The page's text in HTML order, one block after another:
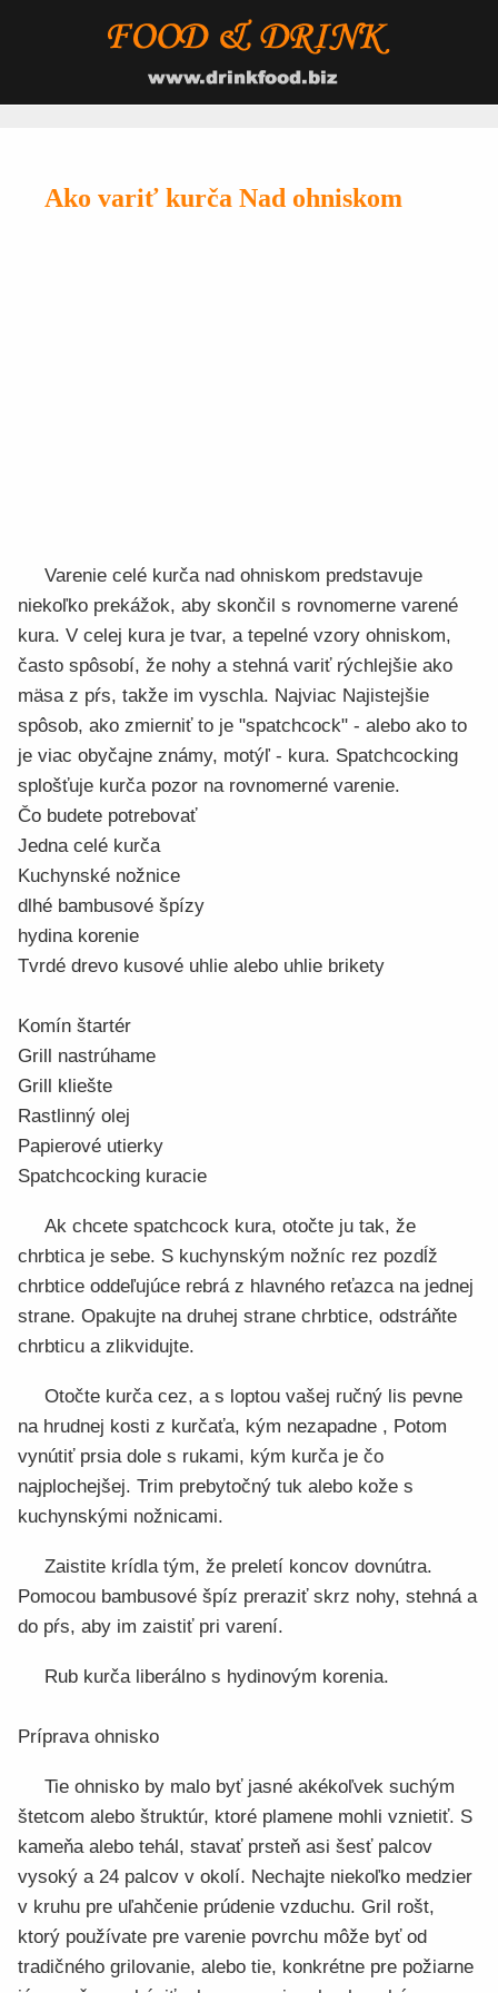
Ako variť kurča Nad ohniskom
Varenie celé kurča nad ohniskom predstavuje
niekoľko prekážok, aby skončil s rovnomerne varené
kura. V celej kura je tvar, a tepelné vzory ohniskom,
často spôsobí, že nohy a stehná variť rýchlejšie ako
mäsa z pŕs, takže im vyschla. Najviac Najistejšie
spôsob, ako zmierniť to je "spatchcock" - alebo ako to
je viac obyčajne známy, motýľ - kura. Spatchcocking
splošťuje kurča pozor na rovnomerné varenie.
Čo budete potrebovať
Jedna celé kurča
Kuchynské nožnice
dlhé bambusové špízy
hydina korenie
Tvrdé drevo kusové uhlie alebo uhlie brikety
Komín štartér
Grill nastrúhame
Grill kliešte
Rastlinný olej
Papierové utierky
Spatchcocking kuracie
Ak chcete spatchcock kura, otočte ju tak, že
chrbtica je sebe. S kuchynským nožníc rez pozdĺž
chrbtice oddeľujúce rebrá z hlavného reťazca na jednej
strane. Opakujte na druhej strane chrbtice, odstráňte
chrbticu a zlikvidujte.
Otočte kurča cez, a s loptou vašej ručný lis pevne
na hrudnej kosti z kurčaťa, kým nezapadne , Potom
vynútiť prsia dole s rukami, kým kurča je čo
najplochejšej. Trim prebytočný tuk alebo kože s
kuchynskými nožnicami.
Zaistite krídla tým, že preletí koncov dovnútra.
Pomocou bambusové špíz preraziť skrz nohy, stehná a
do pŕs, aby im zaistiť pri varení.
Rub kurča liberálno s hydinovým korenia.
Príprava ohnisko
Tie ohnisko by malo byť jasné akékoľvek suchým
štetcom alebo štruktúr, ktoré plamene mohli vznietiť. S
kameňa alebo tehál, stavať prsteň asi šesť palcov
vysoký a 24 palcov v okolí. Nechajte niekoľko medzier
v kruhu pre uľahčenie prúdenie vzduchu. Gril rošt,
ktorý používate pre varenie povrchu môže byť od
tradičného grilovanie, alebo tie, konkrétne pre požiarne